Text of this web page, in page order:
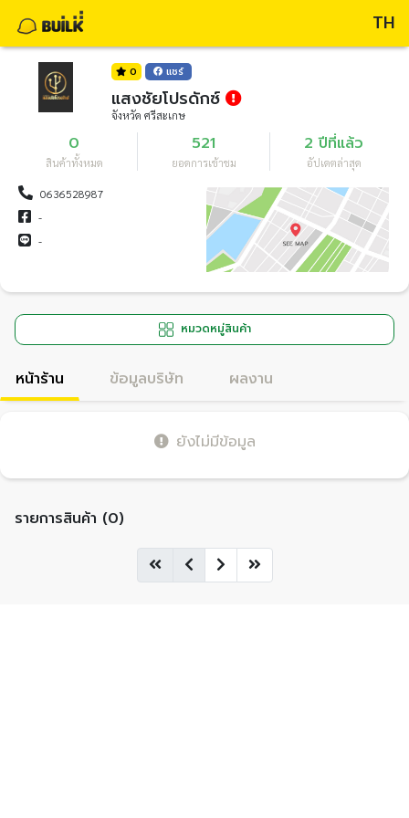
TH
0 แชร์
แสงชัยโปรดักซ์
จังหวัด ศรีสะเกษ
0
สินค้าทั้งหมด
521
ยอดการเข้าชม
2 ปีที่แล้ว
อัปเดตล่าสุด
0636528987
-
-
หมวดหมู่สินค้า
หน้าร้าน ข้อมูลบริษัท ผลงาน
ยังไม่มีข้อมูล
รายการสินค้า (0)